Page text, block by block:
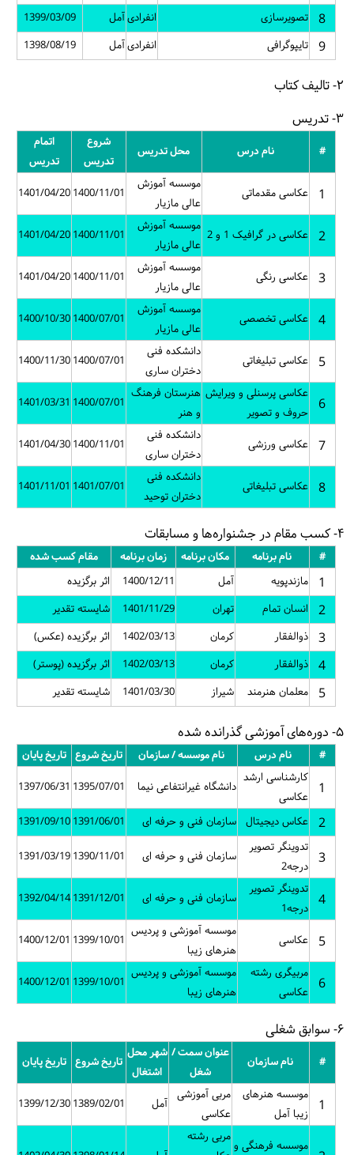
8 تصویرسازی انفرادیآمل 1399/03/09
9 تایپوگرافی انفرادیآمل 1398/08/19
۲- تالیف کتاب
۳- تدریس
# نام درس محل تدریس
شروع
تدریس
اتمام
تدریس
1 عکاسی مقدماتی
موسسه آموزش
عالی مازیار
1400/11/01
1401/04/20
2 عکاسی در گرافیک 1 و 2
موسسه آموزش
عالی مازیار
1400/11/01
1401/04/20
3 عکاسی رنگی
موسسه آموزش
عالی مازیار
1400/11/01
1401/04/20
4 عکاسی تخصصی
موسسه آموزش
عالی مازیار
1400/07/01
1400/10/30
5 عکاسی تبلیغاتی
دانشکده فنی
دختران ساری
1400/07/01
1400/11/30
6
عکاسی پرسنلی و ویرایش
حروف و تصویر
هنرستان فرهنگ
و هنر
1400/07/01
1401/03/31
7 عکاسی ورزشی
دانشکده فنی
دختران ساری
1400/11/01
1401/04/30
8 عکاسی تبلیغاتی
دانشکده فنی
دختران توحید
1401/07/01
1401/11/01
۴- کسب مقام در جشنواره‌ها و مسابقات
# نام برنامه مکان برنامه زمان برنامه مقام کسب شده
1 مازندپویه آمل 1400/12/11 اثر برگزیده
2 انسان تمام تهران 1401/11/29 شایسته تقدیر
3 ذوالفقار کرمان 1402/03/13 اثر برگزیده (عکس)
4 ذوالفقار کرمان 1402/03/13 اثر برگزیده (پوستر)
5 معلمان هنرمند شیراز 1401/03/30 شایسته تقدیر
۵- دوره‌های آموزشی گذرانده شده
# نام درس نام موسسه / سازمان تاریخ شروع تاریخ پایان
1
کارشناسی ارشد
عکاسی
دانشگاه غیرانتفاعی نیما 1395/07/01
1397/06/31
2 عکاس دیجیتال سازمان فنی و حرفه ای 1391/06/01
1391/09/10
3
تدوینگر تصویر
درجه2
سازمان فنی و حرفه ای 1390/11/01
1391/03/19
4
تدوینگر تصویر
درجه1
سازمان فنی و حرفه ای 1391/12/01
1392/04/14
5 عکاسی
موسسه آموزشی و پردیس
هنرهای زیبا
1399/10/01
1400/12/01
6
مربیگری رشته
عکاسی
موسسه آموزشی و پردیس
هنرهای زیبا
1399/10/01
1400/12/01
۶- سوابق شغلی
# نام سازمان
عنوان سمت /
شغل
شهر محل
اشتغال
تاریخ شروع تاریخ پایان
1
موسسه هنرهای
زیبا آمل
مربی آموزشی
عکاسی
آمل 1389/02/01
1399/12/30
موسسه فرهنگی و
مربی رشته